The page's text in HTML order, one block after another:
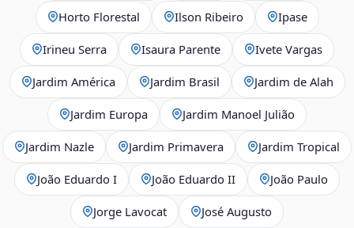
Horto Florestal Ilson Ribeiro Ipase
Irineu Serra Isaura Parente Ivete Vargas
Jardim América Jardim Brasil Jardim de Alah
Jardim Europa Jardim Manoel Julião
Jardim Nazle Jardim Primavera Jardim Tropical
João Eduardo I João Eduardo II João Paulo
Jorge Lavocat José Augusto